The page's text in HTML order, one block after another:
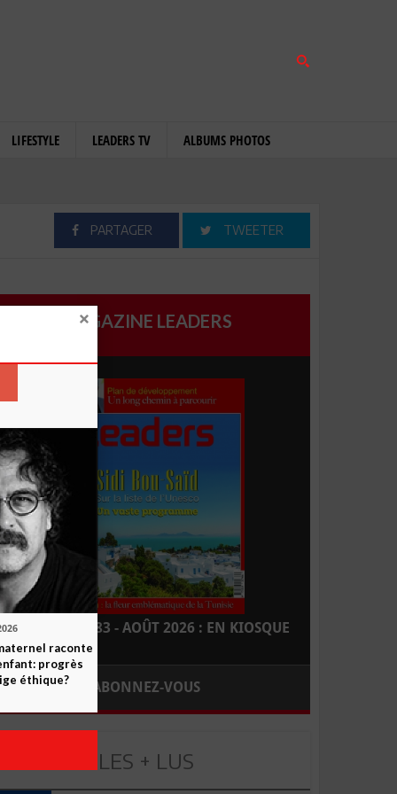
LIFESTYLE LEADERS TV ALBUMS PHOTOS
PARTAGER TWEETER
MAGAZINE LEADERS
LEADERS N° 183 - AOÛT 2026 : EN KIOSQUE
ABONNEZ-VOUS
LES + LUS
raconte
progrès
éthique?